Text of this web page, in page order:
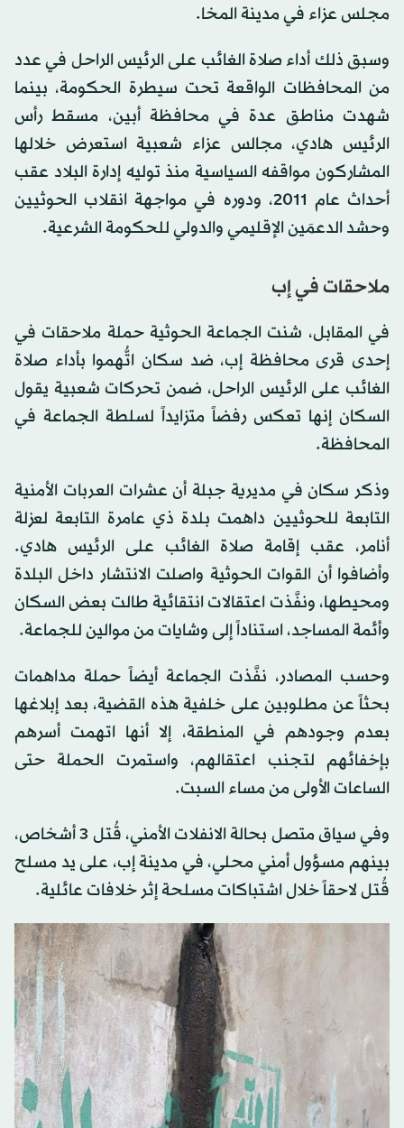
مجلس عزاء في مدينة المخا.
وسبق ذلك أداء صلاة الغائب على الرئيس الراحل في عدد
من المحافظات الواقعة تحت سيطرة الحكومة، بينما
شهدت مناطق عدة في محافظة أبين، مسقط رأس
الرئيس هادي، مجالس عزاء شعبية استعرض خلالها
المشاركون مواقفه السياسية منذ توليه إدارة البلاد عقب
أحداث عام 2011، ودوره في مواجهة انقلاب الحوثيين
وحشد الدعمَين الإقليمي والدولي للحكومة الشرعية.
ملاحقات في إب
في المقابل، شنت الجماعة الحوثية حملة ملاحقات في
إحدى قرى محافظة إب، ضد سكان اتُّهموا بأداء صلاة
الغائب على الرئيس الراحل، ضمن تحركات شعبية يقول
السكان إنها تعكس رفضاً متزايداً لسلطة الجماعة في
المحافظة.
وذكر سكان في مديرية جبلة أن عشرات العربات الأمنية
التابعة للحوثيين داهمت بلدة ذي عامرة التابعة لعزلة
أنامر، عقب إقامة صلاة الغائب على الرئيس هادي.
وأضافوا أن القوات الحوثية واصلت الانتشار داخل البلدة
ومحيطها، ونفَّذت اعتقالات انتقائية طالت بعض السكان
وأئمة المساجد، استناداً إلى وشايات من موالين للجماعة.
وحسب المصادر، نفَّذت الجماعة أيضاً حملة مداهمات
بحثاً عن مطلوبين على خلفية هذه القضية، بعد إبلاغها
بعدم وجودهم في المنطقة، إلا أنها اتهمت أسرهم
بإخفائهم لتجنب اعتقالهم، واستمرت الحملة حتى
الساعات الأولى من مساء السبت.
وفي سياق متصل بحالة الانفلات الأمني، قُتل 3 أشخاص،
بينهم مسؤول أمني محلي، في مدينة إب، على يد مسلح
قُتل لاحقاً خلال اشتباكات مسلحة إثر خلافات عائلية.